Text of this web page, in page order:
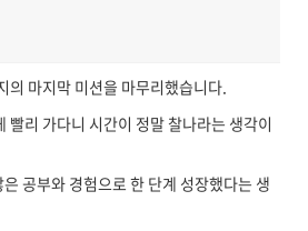
의 마지막 미션을 마무리했습니다.
빨리 가다니 시간이 정말 찰나라는 생각이
공부와 경험으로 한 단계 성장했다는 생